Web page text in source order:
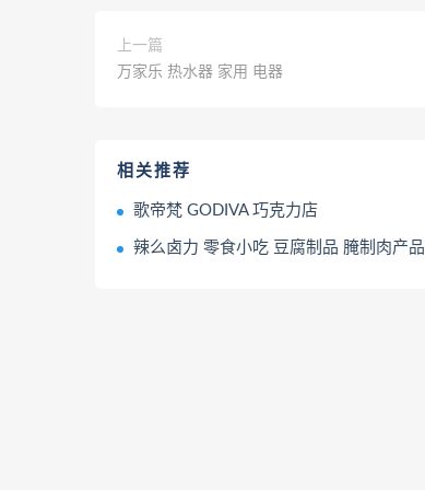
上一篇
万家乐 热水器 家用 电器
相关推荐
歌帝梵 GODIVA 巧克力店
辣么卤力 零食小吃 豆腐制品 腌制肉产品